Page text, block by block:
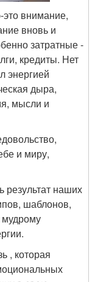
внимание,
вновь и
затратные -
кредиты. Нет
энергией
дыра,
мысли и
и миру,
результат наших
шаблонов,
мудрому
, которая